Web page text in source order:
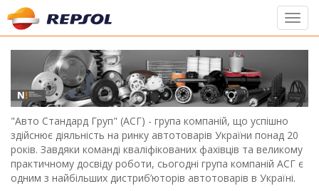
"Авто Стандард Груп" (АСГ) - група компаній, що успішно
здійснює діяльність на ринку автотоварів України понад 20
років. Завдяки команді кваліфікованих фахівців та великому
практичному досвіду роботи, сьогодні група компаній АСГ є
одним з найбільших дистриб’юторів автотоварів в Україні.